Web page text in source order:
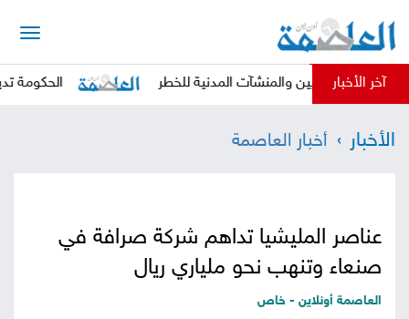
وتحليلات
حقوق
آخر الأخباروالمنشآت المدنية للخطر الحكومة تدين بأشد
الأخبار أخبار العاصمة
عناصر المليشيا تداهم شركة صرافة في
صنعاء وتنهب نحو ملياري ريال
العاصمة أونلاين - خاص